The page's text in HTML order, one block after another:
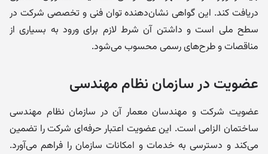
دریافت کند. این گواهی نشان‌دهنده توان فنی و تخصصی شرکت در
سطح ملی است و داشتن آن شرط لازم برای ورود به بسیاری از
مناقصات و طرح‌های رسمی محسوب می‌شود.
عضویت در سازمان نظام مهندسی
عضویت شرکت و مهندسان معمار آن در سازمان نظام مهندسی
ساختمان الزامی است. این عضویت اعتبار حرفه‌ای شرکت را تضمین
می‌کند و دسترسی به خدمات و امکانات سازمان را فراهم می‌آورد.